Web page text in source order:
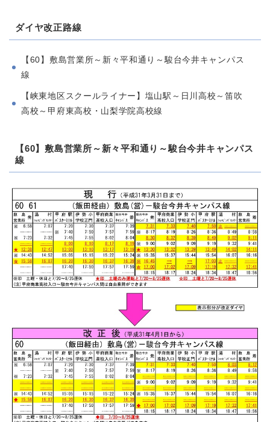
ダイヤ改正路線
【60】敷島営業所～新々平和通り～駿台今井キャンパス
線
【峡東地区スクールライナー】塩山駅～日川高校～笛吹
高校～甲府東高校・山梨学院高校線
【60】敷島営業所～新々平和通り～駿台今井キャンパス
線